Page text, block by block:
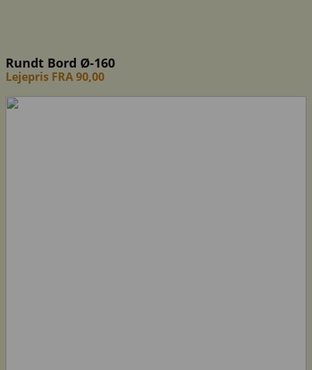
Rundt Bord Ø-160
Lejepris FRA 90,00